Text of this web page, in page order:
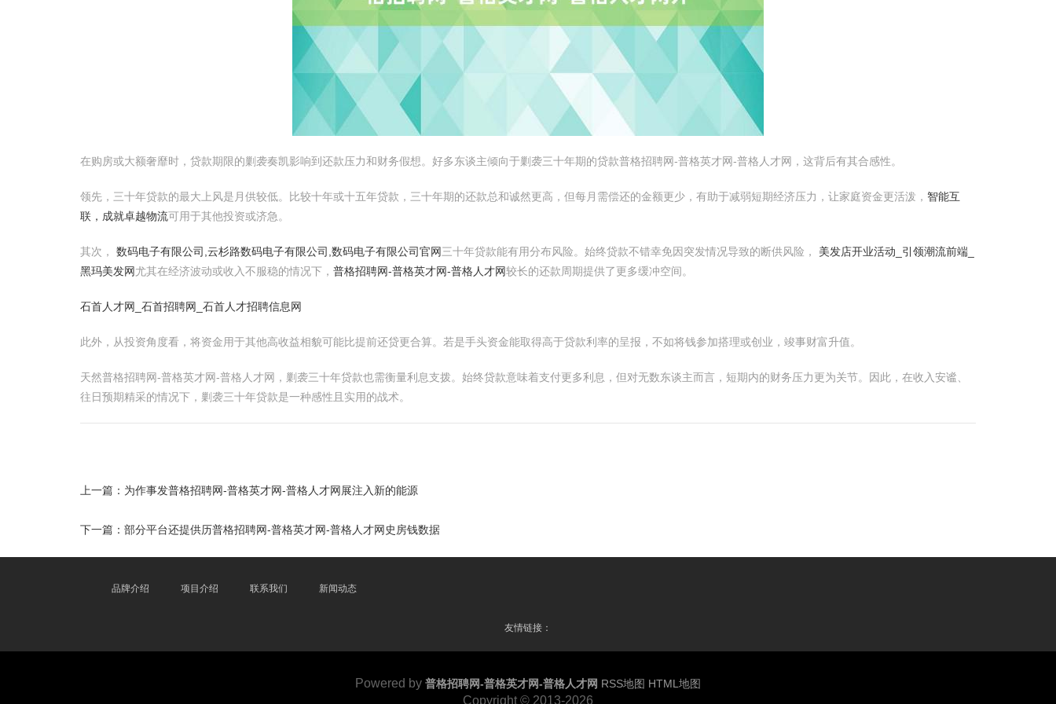
在购房或大额奢靡时，贷款期限的剿袭奏凯影响到还款压力和财务假想。好多东谈主倾向于剿袭三十年期的贷款普格招聘网-普格英才网-普格人才网，这背后有其合感性。
领先，三十年贷款的最大上风是月供较低。比较十年或十五年贷款，三十年期的还款总和诚然更高，但每月需偿还的金额更少，有助于减弱短期经济压力，让家庭资金更活泼， 智能互
联，成就卓越物流可用于其他投资或济急。
其次， 数码电子有限公司,云杉路数码电子有限公司,数码电子有限公司官网三十年贷款能有用分布风险。始终贷款不错幸免因突发情况导致的断供风险， 美发店开业活动_引领潮流前端_
黑玛美发网尤其在经济波动或收入不服稳的情况下， 普格招聘网-普格英才网-普格人才网较长的还款周期提供了更多缓冲空间。
石首人才网_石首招聘网_石首人才招聘信息网
此外，从投资角度看，将资金用于其他高收益相貌可能比提前还贷更合算。若是手头资金能取得高于贷款利率的呈报，不如将钱参加搭理或创业，竣事财富升值。
天然普格招聘网-普格英才网-普格人才网，剿袭三十年贷款也需衡量利息支拨。始终贷款意味着支付更多利息，但对无数东谈主而言，短期内的财务压力更为关节。因此，在收入安谧、
往日预期精采的情况下，剿袭三十年贷款是一种感性且实用的战术。
上一篇： 为作事发普格招聘网-普格英才网-普格人才网展注入新的能源
下一篇： 部分平台还提供历普格招聘网-普格英才网-普格人才网史房钱数据
品牌介绍 项目介绍 联系我们 新闻动态
友情链接：
Powered by 普格招聘网-普格英才网-普格人才网 RSS地图 HTML地图
Copyright © 2013-2026